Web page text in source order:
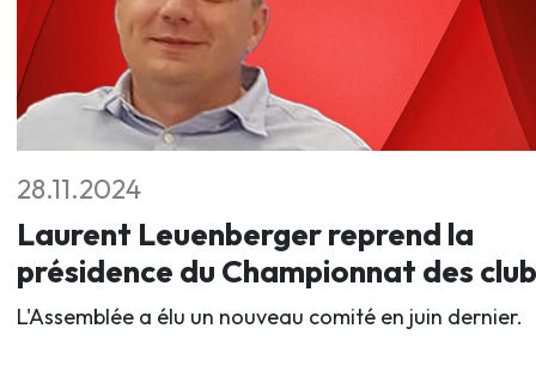
28.11.2024
Laurent Leuenberger reprend la
présidence du Championnat des
L'Assemblée a élu un nouveau comité en juin dernier.